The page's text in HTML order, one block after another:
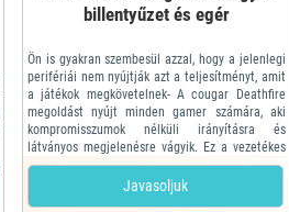
billentyűzet és egér
Ön is gyakran szembesül azzal, hogy a jelenlegi
perifériái nem nyújtják azt a teljesítményt, amit
a játékok megkövetelnek- A cougar Deathfire
megoldást nyújt minden gamer számára, aki
kompromisszumok nélküli irányításra és
látványos megjelenésre vágyik. Ez a vezetékes
gamer billentyűzet és egér kombináció
kimagasló teljesítményt, megbízhatóságot és
testreszabhatóságot kínál – mindezt lenyűgöző
Javasoljuk